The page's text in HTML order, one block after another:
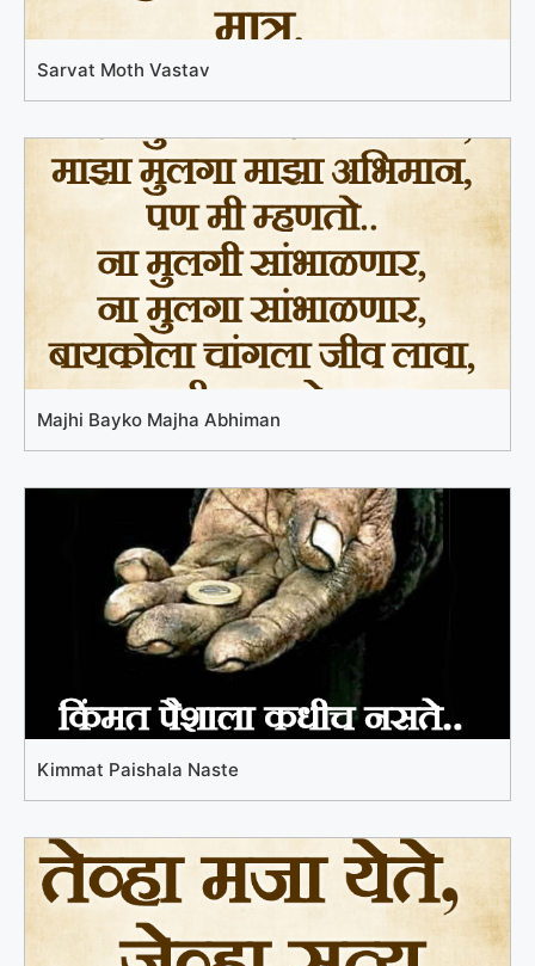
Sarvat Moth Vastav
Majhi Bayko Majha Abhiman
Kimmat Paishala Naste